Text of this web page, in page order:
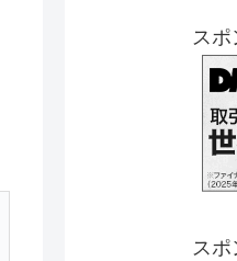
ス
スポ